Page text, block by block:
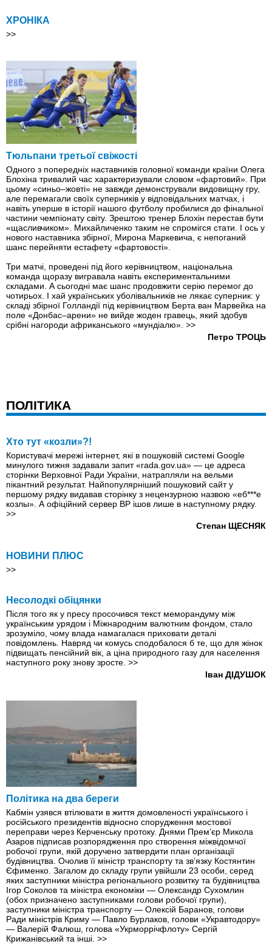
ХРОНІКА
>>
Тюльпани третьої свіжості
Одного з попередніх наставників головної команди країни Олега
Блохіна тривалий час характеризували словом «фартовий». При
цьому «синьо–жовті» не завжди демонстрували видовищну гру,
але перемагали своїх суперників у відповідальних матчах, і
навіть уперше в історії нашого футболу пробилися до фінальної
частини чемпіонату світу. Зрештою тренер Блохін перестав бути
«щасливчиком». Михайличенко таким не спромігся стати. І ось у
нового наставника збірної, Мирона Маркевича, є непоганий
шанс перейняти естафету «фартовості».
Три матчі, проведені під його керівництвом, національна
команда щоразу вигравала навіть експериментальними
складами. А сьогодні має шанс продовжити серію перемог до
чотирьох. І хай українських уболівальників не лякає суперник: у
складі збірної Голландії під керівництвом Берта ван Марвейка на
поле «Донбас–арени» не вийде жоден гравець, який здобув
срібні нагороди африканського «мундіалю». >>
Петро ТРОЦЬ
ПОЛІТИКА
Хто тут «козли»?!
Користувачі мережі інтернет, які в пошуковій системі Google
минулого тижня задавали запит «rada.gov.ua» — це адреса
сторінки Верховної Ради України, натрапляли на вельми
пікантний результат. Найпопулярніший пошуковий сайт у
першому рядку видавав сторінку з нецензурною назвою «еб***е
козлы». А офіційний сервер ВР ішов лише в наступному рядку.
>>
Степан ЩЕСНЯК
НОВИНИ ПЛЮС
>>
Несолодкі обіцянки
Після того як у пресу просочився текст меморандуму між
українським урядом і Міжнародним валютним фондом, стало
зрозуміло, чому влада намагалася приховати деталі
повідомлень. Навряд чи комусь сподобалося б те, що для жінок
підвищать пенсійний вік, а ціна природного газу для населення
наступного року знову зросте. >>
Іван ДІДУШОК
Полiтика на два береги
Кабмін узявся втілювати в життя домовленості українського і
російського президентів відносно спорудження мостової
переправи через Керченську протоку. Днями Прем’єр Микола
Азаров підписав розпорядження про створення міжвідомчої
робочої групи, якій доручено затвердити план організації
будівництва. Очолив її міністр транспорту та зв’язку Костянтин
Єфименко. Загалом до складу групи увійшли 23 особи, серед
яких заступники міністра регіонального розвитку та будівництва
Ігор Соколов та міністра економіки — Олександр Сухомлин
(обох призначено заступниками голови робочої групи),
заступники мiнiстра транспорту — Олексій Баранов, голови
Ради міністрів Криму — Павло Бурлаков, голови «Укравтодору»
— Валерій Фалюш, голова «Укрморрічфлоту» Сергій
Крижанівський та інші. >>